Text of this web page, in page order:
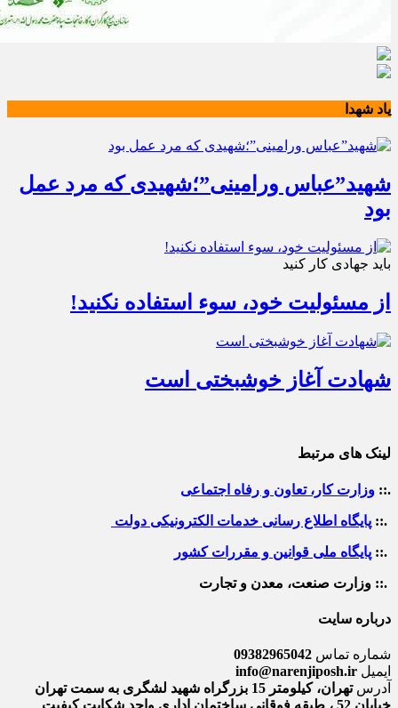
یاد شهدا
شهید”عباس ورامینی”؛شهیدی که مرد عمل
بود
باید جهادی کار کنید
از مسئولیت خود، سوء استفاده نکنید!
شهادت آغاز خوشبختی است
لینک های مرتبط
.:: وزارت کار، تعاون و رفاه اجتماعی
.:: پایگاه اطلاع رسانی خدمات الکترونیکی دولت
.:: پایگاه ملی قوانین و مقررات کشور
.:: وزارت صنعت، معدن و تجارت
درباره سایت
شماره تماس 09382965042
ایمیل info@narenjiposh.ir
آدرس
تهران، کیلومتر 15 بزرگراه شهید لشگری به سمت تهران